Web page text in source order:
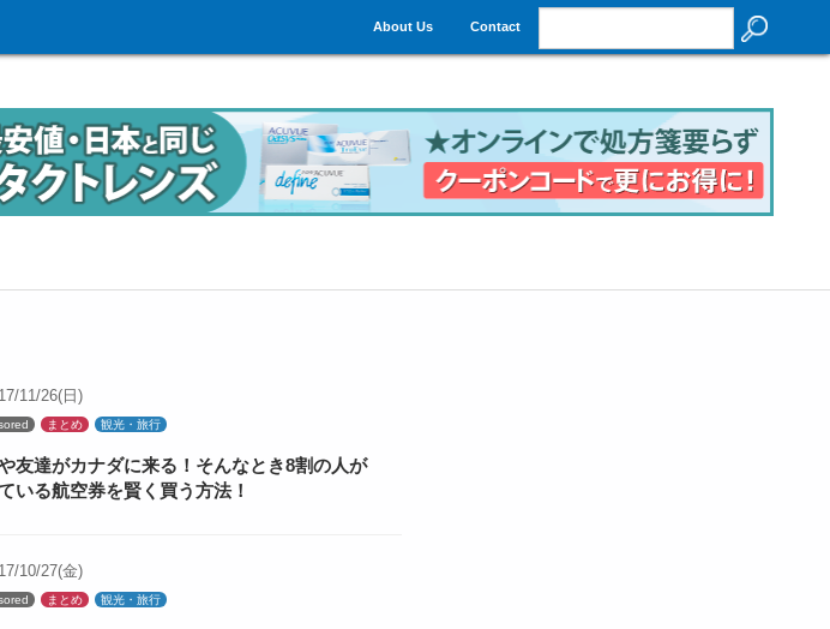
About Us Contact
11/26(日)
まとめ 観光・旅行
友達がカナダに来る！そんなとき8割の人が
いる航空券を賢く買う方法！
10/27(金)
まとめ 観光・旅行